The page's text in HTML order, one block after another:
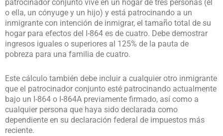
patrocinador conjunto vive en un hogar de tres personas (él
o ella, un cónyuge y un hijo) y está patrocinando a un
inmigrante con intención de inmigrar, el tamaño total de su
hogar para efectos del I-864 es de cuatro. Debe demostrar
ingresos iguales o superiores al 125% de la pauta de
pobreza para una familia de cuatro.
Este cálculo también debe incluir a cualquier otro inmigrante
que el patrocinador conjunto esté patrocinando actualmente
bajo un I-864 o I-864A previamente firmado, así como a
cualquier persona que haya sido declarada como
dependiente en su declaración federal de impuestos más
reciente.